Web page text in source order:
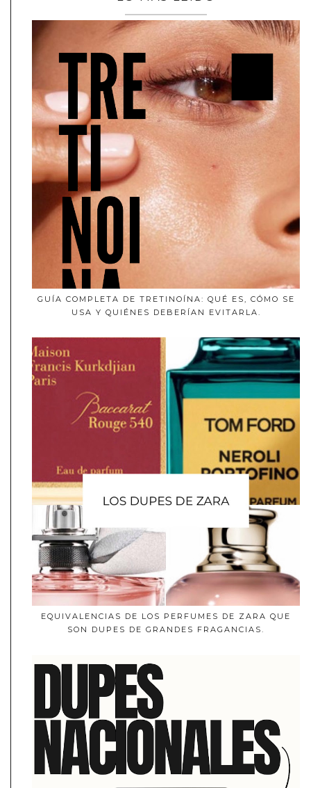
GUÍA COMPLETA DE TRETINOÍNA: QUÉ ES, CÓMO SE
USA Y QUIÉNES DEBERÍAN EVITARLA.
EQUIVALENCIAS DE LOS PERFUMES DE ZARA QUE
SON DUPES DE GRANDES FRAGANCIAS.